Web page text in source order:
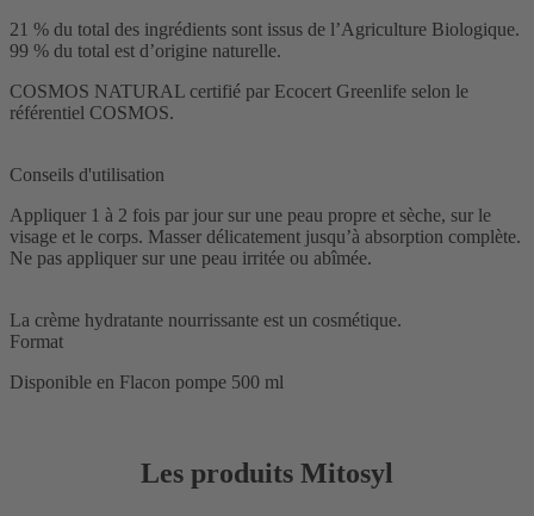
21 % du total des ingrédients sont issus de l’Agriculture Biologique.
99 % du total est d’origine naturelle.
COSMOS NATURAL certifié par Ecocert Greenlife selon le
référentiel COSMOS.
Conseils d'utilisation
Appliquer 1 à 2 fois par jour sur une peau propre et sèche, sur le
visage et le corps. Masser délicatement jusqu’à absorption complète.
Ne pas appliquer sur une peau irritée ou abîmée.
La crème hydratante nourrissante est un cosmétique.
Format
Disponible en Flacon pompe 500 ml
Les produits Mitosyl